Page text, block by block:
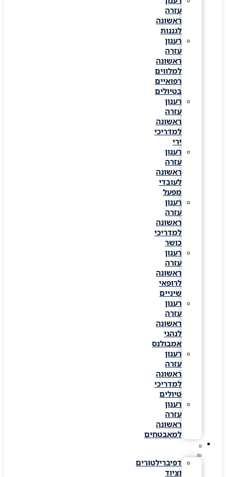
עזרה
ראשונה
לגננות
רענון
עזרה
ראשונה
למלווים
רפואיים
בטיולים
רענון
עזרה
ראשונה
למדריכי
רענון
עזרה
ראשונה
לעובדי
מפעל
רענון
עזרה
ראשונה
למדריכי
כושר
רענון
עזרה
ראשונה
לרופאי
שיניים
רענון
עזרה
ראשונה
לנהגי
אמבולנס
רענון
עזרה
ראשונה
למדריכי
טיולים
רענון
עזרה
ראשונה
למאבטחים
דפיברילטורים